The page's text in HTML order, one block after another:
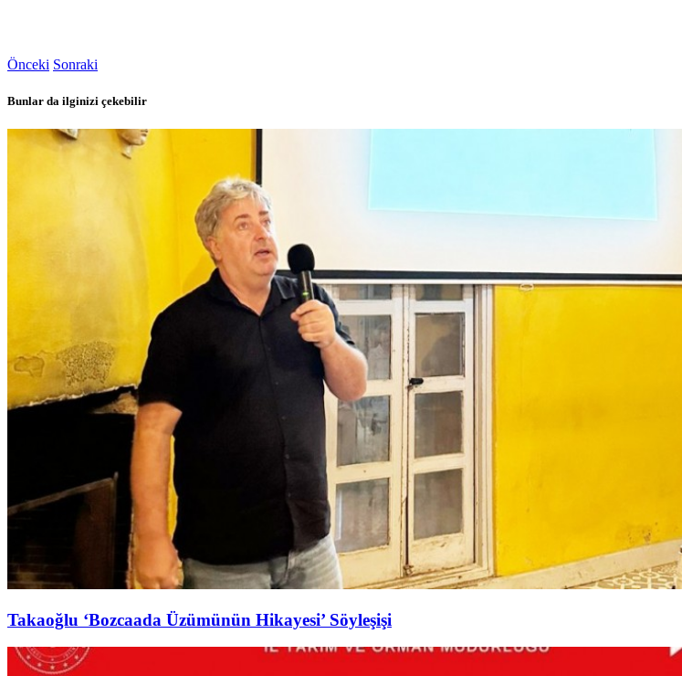
Önceki Sonraki
Bunlar da ilginizi çekebilir
Takaoğlu ‘Bozcaada Üzümünün Hikayesi’ Söyleşişi